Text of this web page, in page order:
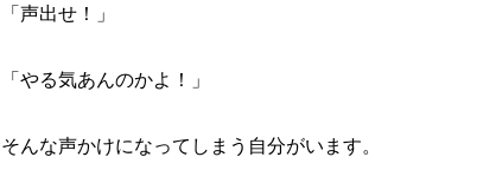
「声出せ！」
「やる気あんのかよ！」
そんな声かけになってしまう自分がいます。